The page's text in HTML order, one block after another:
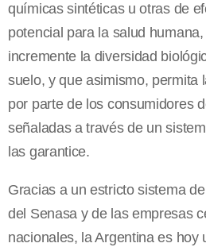
químicas sintéticas u otras de
potencial para la salud
incremente la diversidad
suelo, y que asimismo, permita
por parte de los consumidores
señaladas a través de un
las garantice.
Gracias a un estricto sistema
del Senasa y de las empresas
nacionales, la Argentina es hoy